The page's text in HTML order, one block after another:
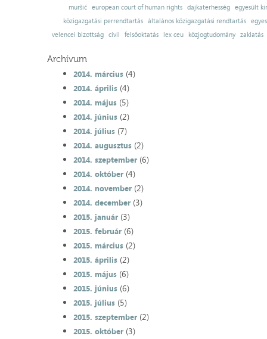
muršić european court of human rights dajkaterhesség
egyesült
közigazgatási perrendtartás
általános közigazgatási rendtartás
velencei bizottság
civil felsőoktatás lex ceu közjogtudomány zaklatás
Archívum
2014. március(4)
2014. április(4)
2014. május(5)
2014. június(2)
2014. július(7)
2014. augusztus(2)
2014. szeptember(6)
2014. október(4)
2014. november(2)
2014. december(3)
2015. január(3)
2015. február(6)
2015. március(2)
2015. április(2)
2015. május(6)
2015. június(6)
2015. július(5)
2015. szeptember(2)
2015. október(3)